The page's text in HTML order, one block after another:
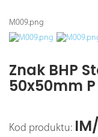
M009.png
Znak BHP
50x50mm
Kod produktu: